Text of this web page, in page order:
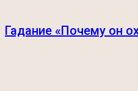
Гадание «Почему он